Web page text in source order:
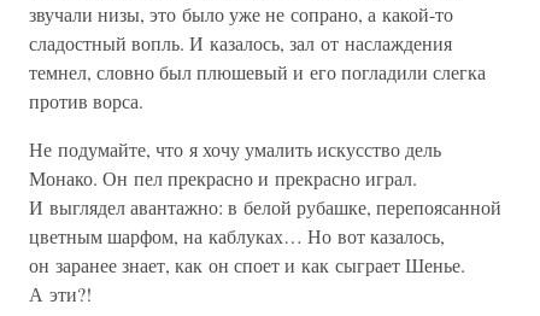
звучали низы, это было уже не сопрано, а какой-то
сладостный вопль. И казалось, зал от наслаждения
темнел, словно был плюшевый и его погладили слегка
против ворса.
Не подумайте, что я хочу умалить искусство дель
Монако. Он пел прекрасно и прекрасно играл.
И выглядел авантажно: в белой рубашке, перепоясанной
цветным шарфом, на каблуках… Но вот казалось,
он заранее знает, как он споет и как сыграет Шенье.
А эти?!